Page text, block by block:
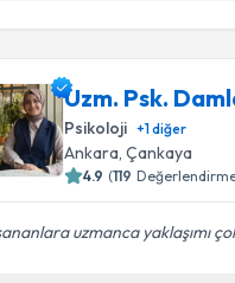
Uzm. Psk.
Psikoloji +1diğer
Ankara, Çankaya
4.9 (119
uzmanca yaklaşımı